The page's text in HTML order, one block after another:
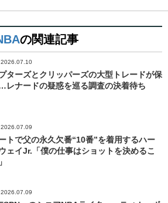
の関連記事
2026.07.10
ターズとクリッパーズの大型トレードが保
レナードの疑惑を巡る調査の決着待ち
2026.07.09
トで父の永久欠番“10番”を着用するハー
ェイJr.「僕の仕事はショットを決めるこ
2026.07.09